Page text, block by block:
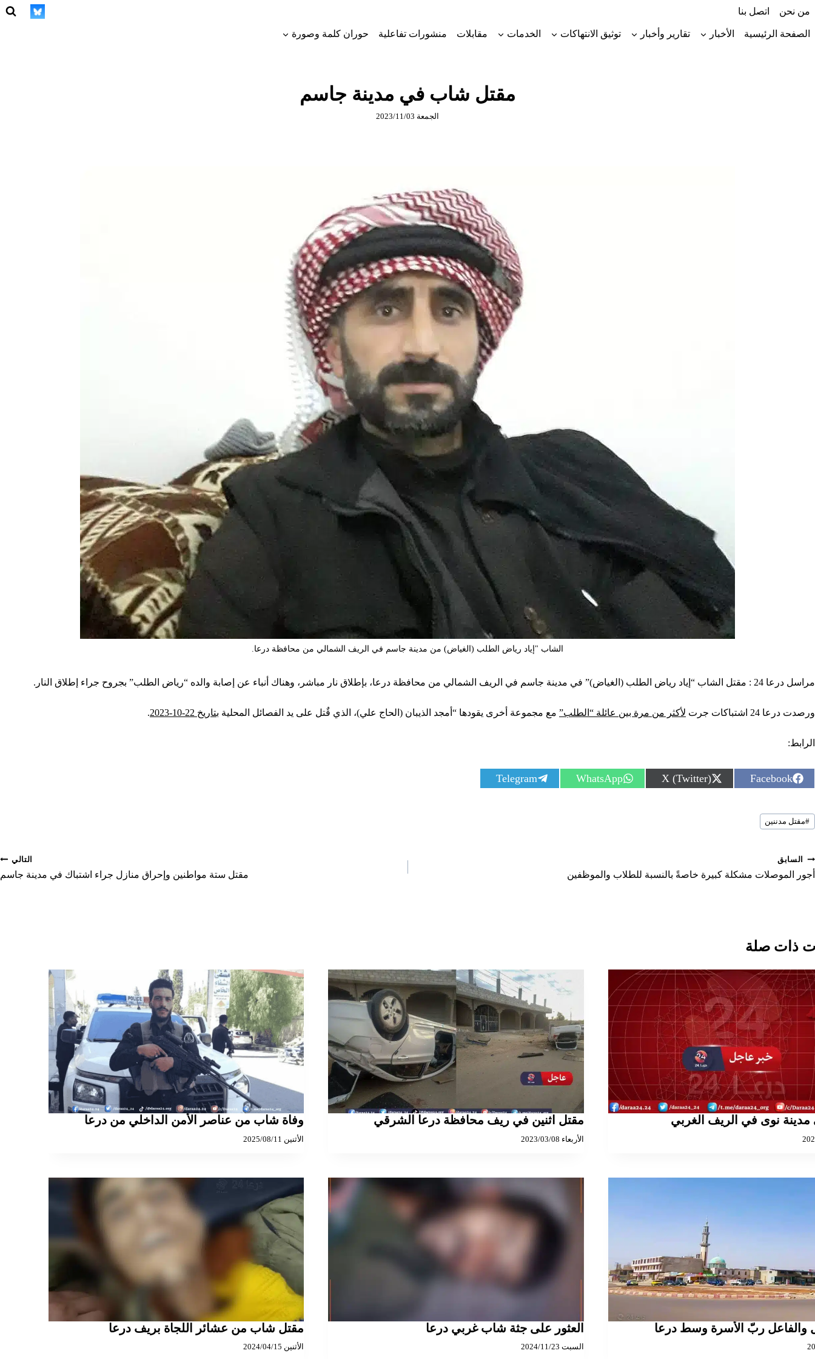
إلىمن نحن اتصل بنا
الصفحة الرئيسية الأخبار تقارير وأخبار توثيق الانتهاكات الخدمات مقابلات منشورات تفاعلية حوران كلمة وصورة
مقتل شاب في مدينة جاسم
الجمعة 2023/11/03
الشاب "إياد رياض الطلب (الغياض) من مدينة جاسم في الريف الشمالي من محافظة درعا.
مراسل درعا 24 : مقتل الشاب “إياد رياض الطلب (الغياض)” في مدينة جاسم في الريف الشمالي من محافظة درعا، بإطلاق نار مباشر، وهناك أنباء عن إصابة والده “رياض الطلب” بجروح جراء إطلاق النار.
ورصدت درعا 24 اشتباكات جرت لأكثر من مرة بين عائلة “الطلب” مع مجموعة أخرى يقودها “أمجد الذيبان (الحاج علي)، الذي قٌتل على يد الفصائل المحلية بتاريخ 22-10-2023 .
الرابط:
S
h
e
o
Facebook
S
h
X (Twitter)
S
h
WhatsApp
S
h
Telegram
وسوم
المقال:
#مقتل مدننين
تصفّح
المقالات
السابق
أجور الموصلات مشكلة كبيرة خاصةً بالنسبة للطلاب والموظفين
التالي
مقتل ستة مواطنين وإحراق منازل جراء اشتباك في مدينة جاسم
ذات صلة
مدينة نوى في الريف الغربي مقتل اثنين في ريف محافظة درعا الشرقي
الأربعاء 2023/03/08
وفاة شاب من عناصر الأمن الداخلي من درعا
الأثنين 2025/08/11
والفاعل ربّ الأسرة وسط درعا العثور على جثة شاب غربي درعا
السبت 2024/11/23
مقتل شاب من عشائر اللجاة بريف درعا
الأثنين 2024/04/15